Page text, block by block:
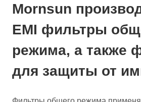
Mornsun
EMI фильтры
режима, а также
для защиты от